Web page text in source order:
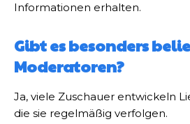
Informationen erhalten.
Gibt es besonders
Moderatoren?
Ja, viele Zuschauer entwickeln
die sie regelmäßig verfolgen.